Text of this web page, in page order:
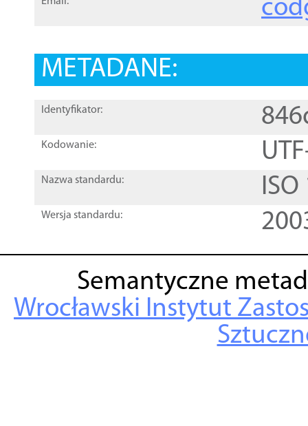
METADANE:
Identyfikator:
Kodowanie:
Nazwa standardu:
Wersja standardu:
Semantyczne
Wrocławski Instytut